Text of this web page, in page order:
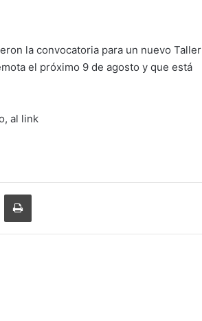
la convocatoria para un nuevo Taller
el próximo 9 de agosto y que está
al link
vía email Imprimir